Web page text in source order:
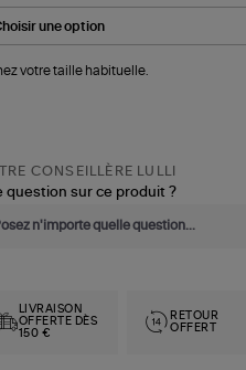
votre taille habituelle.
CONSEILLÈRE LULLI
question sur ce produit ?
LIVRAISON
OFFERTE DÈS
150 €
RETOUR
OFFERT